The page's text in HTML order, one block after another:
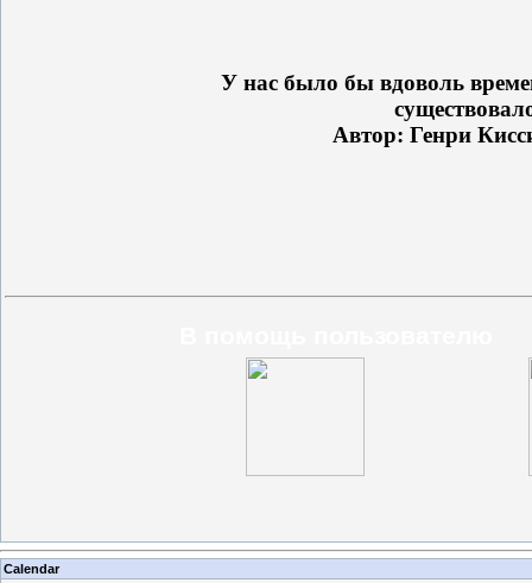
У нас было бы вдоволь
Автор: Генри
Calendar